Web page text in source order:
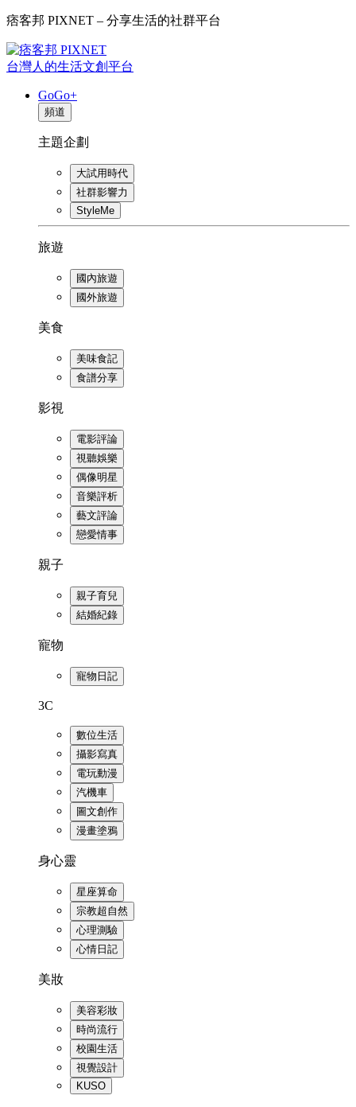
痞客邦 PIXNET – 分享生活的社群平台
台灣人的生活文創平台
GoGo+
頻道
主題企劃
大試用時代
社群影響力
StyleMe
旅遊
國內旅遊
國外旅遊
美食
美味食記
食譜分享
影視
電影評論
視聽娛樂
偶像明星
音樂評析
藝文評論
戀愛情事
親子
親子育兒
結婚紀錄
寵物
寵物日記
3C
數位生活
攝影寫真
電玩動漫
汽機車
圖文創作
漫畫塗鴉
身心靈
星座算命
宗教超自然
心理測驗
心情日記
美妝
美容彩妝
時尚流行
校園生活
視覺設計
KUSO